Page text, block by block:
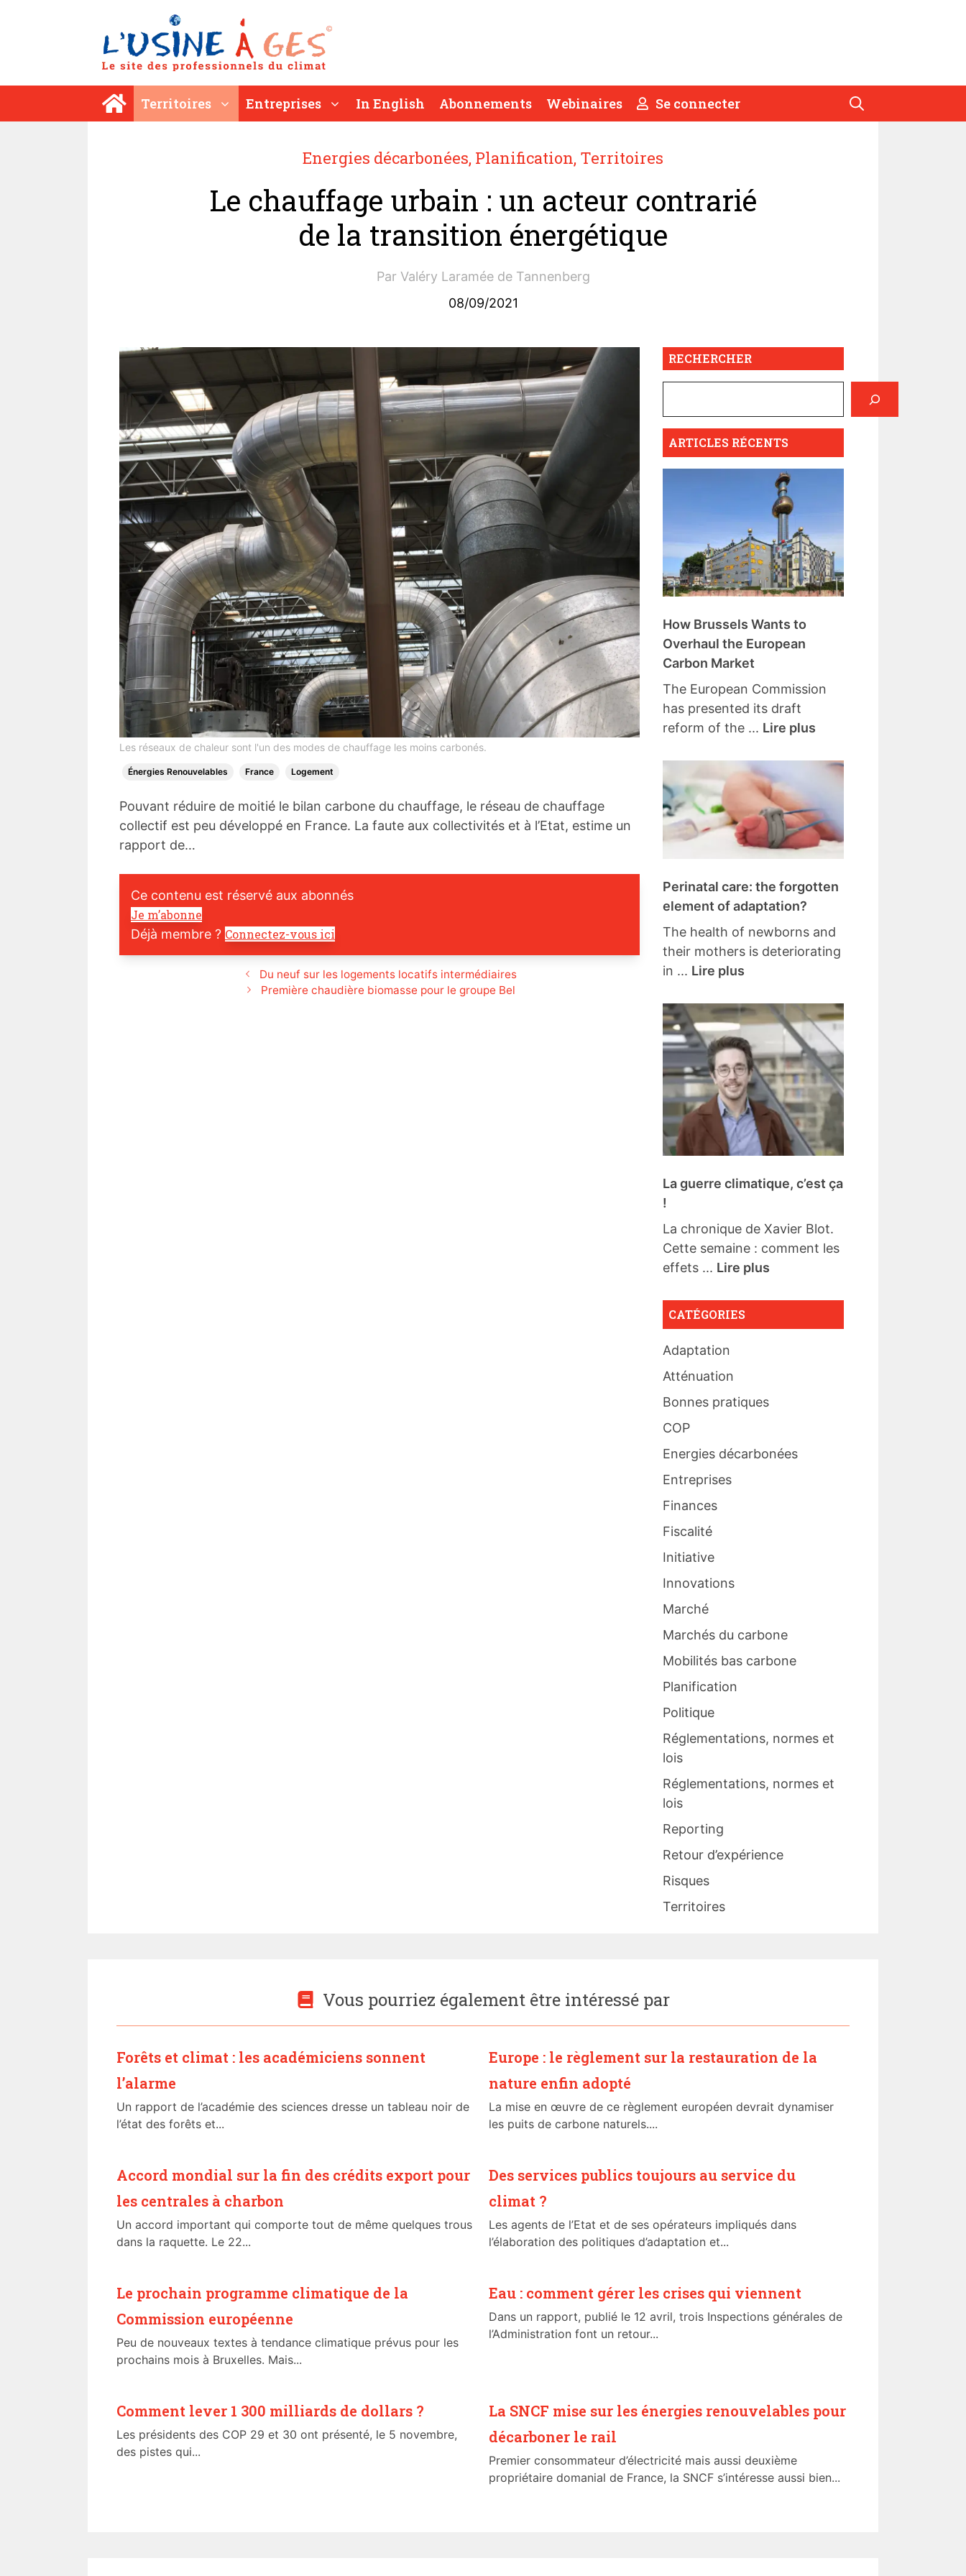
Territoires Entreprises In English Abonnements Webinaires Se connecter
Energies décarbonées, Planification, Territoires
Le chauffage urbain : un acteur contrarié
de la transition énergétique
Par Valéry Laramée de Tannenberg
08/09/2021
Les réseaux de chaleur sont l'un des modes de chauffage les moins carbonés.
Énergies Renouvelables France Logement
Pouvant réduire de moitié le bilan carbone du chauffage, le réseau de chauffage
collectif est peu développé en France. La faute aux collectivités et à l’Etat, estime un
rapport de…
Ce contenu est réservé aux abonnés
Je m’abonne
Déjà membre ? Connectez-vous ici
Du neuf sur les logements locatifs intermédiaires
Première chaudière biomasse pour le groupe Bel
RECHERCHER
ARTICLES RÉCENTS
How Brussels Wants to
Overhaul the European
Carbon Market
The European Commission
has presented its draft
reform of the ... Lire plus
Perinatal care: the forgotten
element of adaptation?
The health of newborns and
their mothers is deteriorating
in ... Lire plus
La guerre climatique, c’est ça
!
La chronique de Xavier Blot.
Cette semaine : comment les
effets ... Lire plus
CATÉGORIES
Adaptation
Atténuation
Bonnes pratiques
COP
Energies décarbonées
Entreprises
Finances
Fiscalité
Initiative
Innovations
Marché
Marchés du carbone
Mobilités bas carbone
Planification
Politique
Réglementations, normes et
lois
Réglementations, normes et
lois
Reporting
Retour d’expérience
Risques
Territoires
Vous pourriez également être intéressé par
Forêts et climat : les académiciens sonnent
l’alarme
Un rapport de l’académie des sciences dresse un tableau noir de
l’état des forêts et...
Europe : le règlement sur la restauration de la
nature enfin adopté
La mise en œuvre de ce règlement européen devrait dynamiser
les puits de carbone naturels....
Accord mondial sur la fin des crédits export pour
les centrales à charbon
Un accord important qui comporte tout de même quelques trous
dans la raquette. Le 22...
Des services publics toujours au service du
climat ?
Les agents de l’Etat et de ses opérateurs impliqués dans
l’élaboration des politiques d’adaptation et...
Le prochain programme climatique de la
Commission européenne
Peu de nouveaux textes à tendance climatique prévus pour les
prochains mois à Bruxelles. Mais...
Eau : comment gérer les crises qui viennent
Dans un rapport, publié le 12 avril, trois Inspections générales de
l’Administration font un retour...
Comment lever 1 300 milliards de dollars ?
Les présidents des COP 29 et 30 ont présenté, le 5 novembre,
des pistes qui...
La SNCF mise sur les énergies renouvelables pour
décarboner le rail
Premier consommateur d’électricité mais aussi deuxième
propriétaire domanial de France, la SNCF s’intéresse aussi bien...